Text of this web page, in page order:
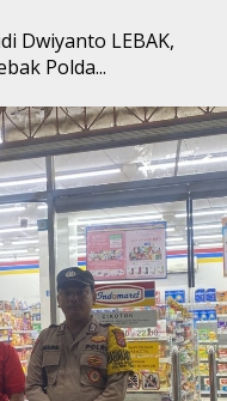
Dwiyanto LEBAK,
Polda...